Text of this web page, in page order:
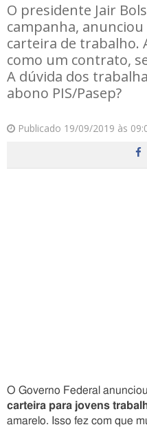
O presidente Jair
campanha,
carteira de trabalho.
como um contrato,
A dúvida dos
abono PIS/Pasep?
Publicado 19/09/2019 às
O Governo Federal
carteira para jovens
amarelo. Isso fez com que